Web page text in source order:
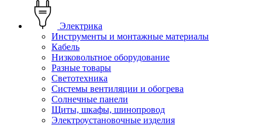
Электрика
Инструменты и монтажные материалы
Кабель
Низковольтное оборудование
Разные товары
Светотехника
Системы вентиляции и обогрева
Солнечные панели
Щиты, шкафы, шинопровод
Электроустановочные изделия